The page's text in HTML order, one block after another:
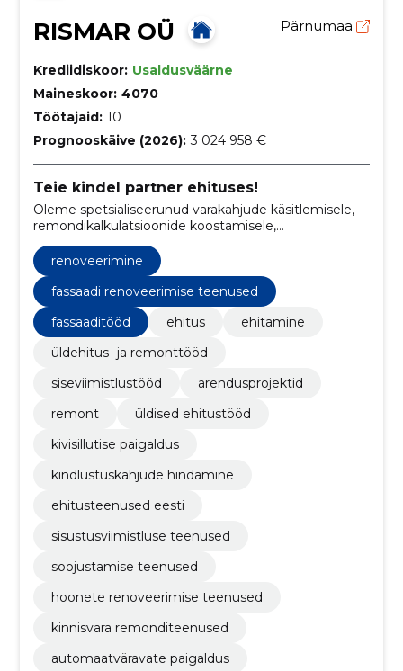
RISMAR OÜ Pärnumaa
Krediidiskoor: Usaldusväärne
Maineskoor: 4070
Töötajaid: 10
Prognooskäive (2026): 3 024 958 €
Teie kindel partner ehituses!
Oleme spetsialiseerunud varakahjude käsitlemisele,
remondikalkulatsioonide koostamisele,
renoveerimine
fassaadi renoveerimise teenused
fassaaditööd
ehitus
ehitamine
üldehitus- ja remonttööd
siseviimistlustööd
arendusprojektid
remont
üldised ehitustööd
kivisillutise paigaldus
kindlustuskahjude hindamine
ehitusteenused eesti
sisustusviimistluse teenused
soojustamise teenused
hoonete renoveerimise teenused
kinnisvara remonditeenused
automaatväravate paigaldus